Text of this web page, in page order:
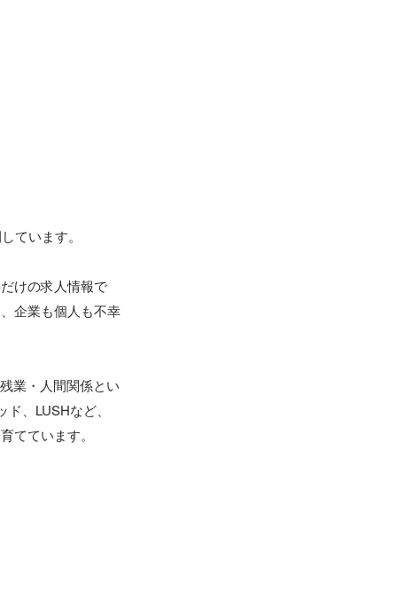
ています。
けの求人情報で
企業も個人も不幸
業・人間関係とい
、LUSHなど、
てています。